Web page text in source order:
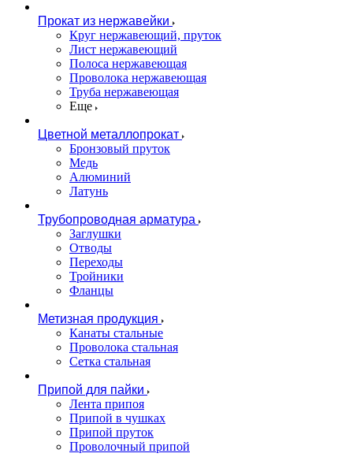
Прокат из нержавейки
Круг нержавеющий, пруток
Лист нержавеющий
Полоса нержавеющая
Проволока нержавеющая
Труба нержавеющая
Еще
Цветной металлопрокат
Бронзовый пруток
Медь
Алюминий
Латунь
Трубопроводная арматура
Заглушки
Отводы
Переходы
Тройники
Фланцы
Метизная продукция
Канаты стальные
Проволока стальная
Сетка стальная
Припой для пайки
Лента припоя
Припой в чушках
Припой пруток
Проволочный припой